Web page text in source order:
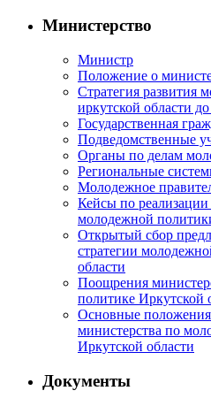
Министерство
Министр
Положение о
Стратегия развития
иркутской области
Государственная
Подведомственные
Органы по делам
Региональные
Молодежное
Кейсы по реализации
молодежной
Открытый сбор
стратегии
области
Поощрения
политике Иркутской
Основные
министерства по
Иркутской области
Документы